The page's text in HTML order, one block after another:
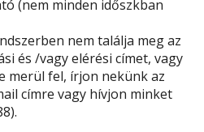
(nem minden időszkban
nem találja meg az
és /vagy elérési címet, vagy
merül fel, írjon nekünk az
címre vagy hívjon minket